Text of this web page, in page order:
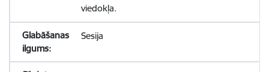
viedokļa.
Sesija